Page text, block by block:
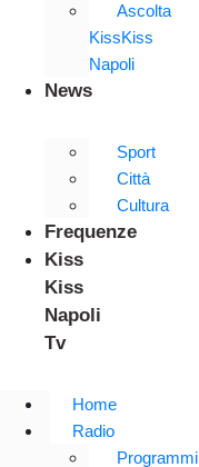
Ascolta
KissKiss
Napoli
News
Sport
Città
Cultura
Frequenze
Kiss
Kiss
Napoli
Tv
Home
Radio
Programmi